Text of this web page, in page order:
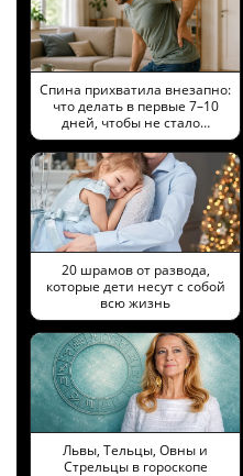
Спина прихватила внезапно:
что делать в первые 7–10
дней, чтобы не стало…
20 шрамов от развода,
которые дети несут с собой
всю жизнь
Львы, Тельцы, Овны и
Стрельцы в гороскопе